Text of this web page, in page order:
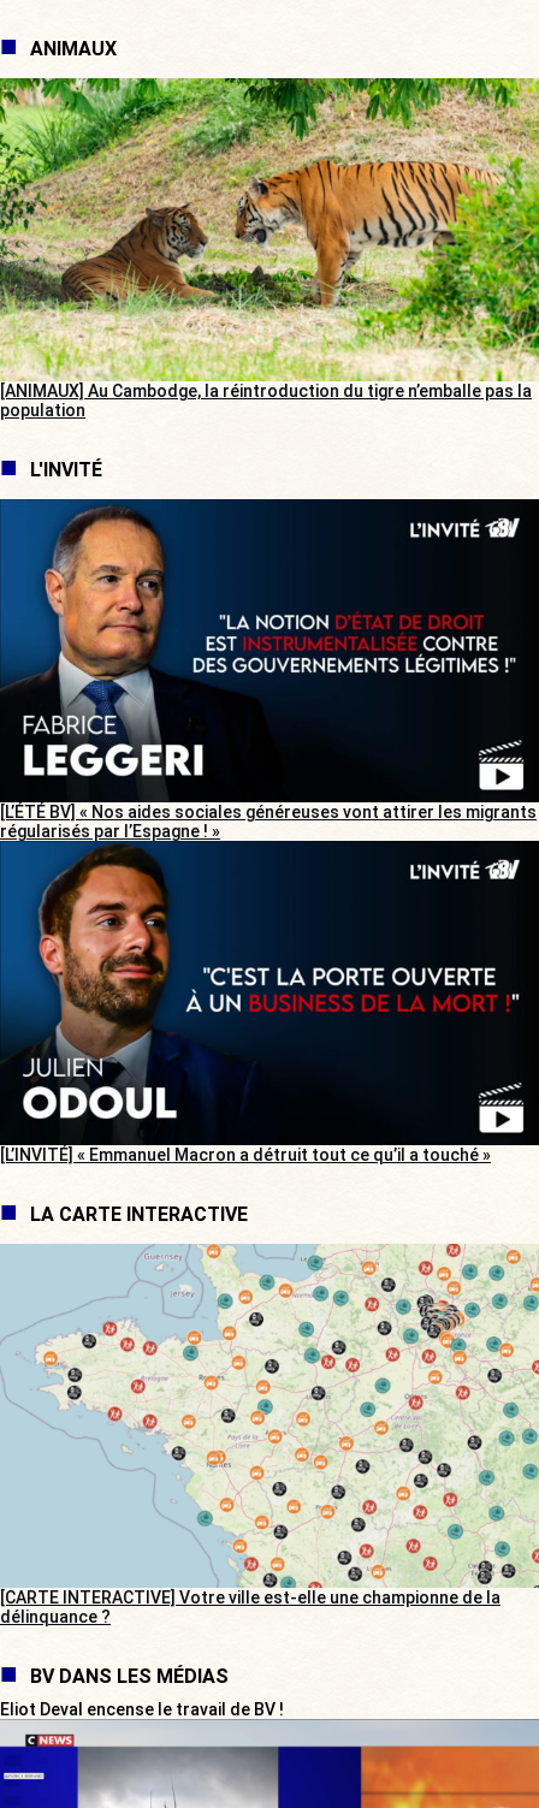
ANIMAUX
[ANIMAUX] Au Cambodge, la réintroduction du tigre n’emballe pas la
population
L'INVITÉ
[L’ÉTÉ BV] « Nos aides sociales généreuses vont attirer les migrants
régularisés par l’Espagne ! »
[L’INVITÉ] « Emmanuel Macron a détruit tout ce qu’il a touché »
LA CARTE INTERACTIVE
[CARTE INTERACTIVE] Votre ville est-elle une championne de la
délinquance ?
BV DANS LES MÉDIAS
Eliot Deval encense le travail de BV !